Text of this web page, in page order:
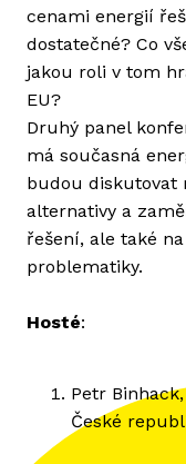
cenami energií
dostatečné? Co
jakou roli v tom
EU?
Druhý panel
má současná
budou diskutovat
alternativy a
řešení, ale také
problematiky.
Hosté:
Petr
České